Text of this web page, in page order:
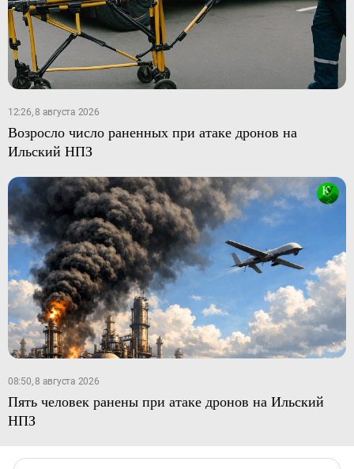
12:26, 8 августа 2026
Возросло число раненных при атаке дронов на
Ильский НПЗ
08:50, 8 августа 2026
Пять человек ранены при атаке дронов на Ильский
НПЗ